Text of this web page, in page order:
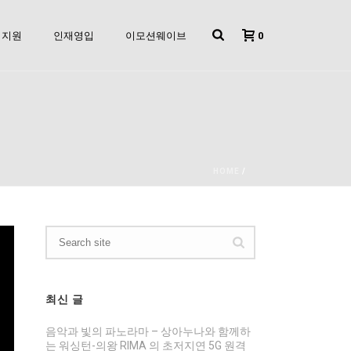
지원 인재영입 이모션웨이브 0
/
최신 글
음악과 빛의 파노라마 – 상아누나와 함께하
는 워싱턴-의왕 RIMA 의 초저지연 5G 원격